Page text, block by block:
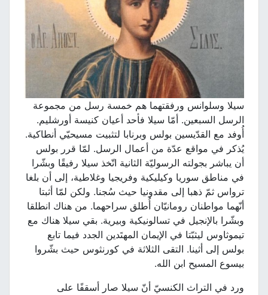
سيلا وسلوانس ورفقتهما هم خمسة رسل من مجموعة
الرسل السبعين. أمّا سيلا فأحد أعيان كنيسة أورشليم.
أُوفد مع القدّيسين بولس وبرنابا لتثبيت مسيحيّي أنطاكية.
يُذكر في مواقع عدّة من أعمال الرسل. لمّا قرر بولس
أن يباشر بجولته الرسوليّة الثانية اتّخذ سيلا رفيقًا وبشّرا
في مناطق سوريا وكيليكية وفريجيا وغلاطية، إلى أن بلغا
ترواس ثمّ ذهبا إلى مقدونيا حيث سُجنا. ولكن لمّا أثبتا
أنّهما مواطنان رومانيّان أُطلق سراحهما. من هناك انطلقا
وبشّرا بالإنجيل في تسالونيكية وبيرية. بقي سيلا هناك مع
تيموثاوس ليثبّتا في الإيمان المهتَدين الجدد فيما تابع
بولس إلى أثينا. التقى الثلاثة في كورنثوس حيث بشّروا
بيسوع المسيح ابن الله.
ورد في التراث الكنسيّ أنّ سيلا صار أسقفًا على